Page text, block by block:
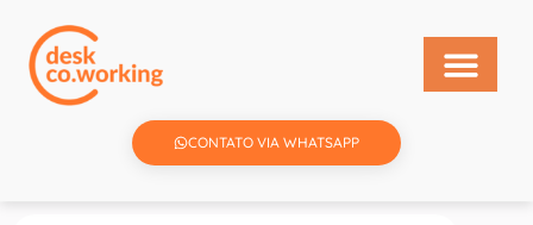
CONTATO VIA WHATSAPP